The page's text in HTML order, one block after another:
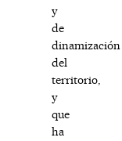
y
de
dinamización
del
territorio,
y
que
ha